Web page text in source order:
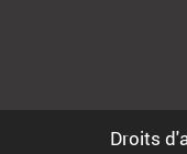
Droits